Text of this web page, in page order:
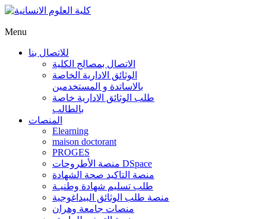
Menu
للاتصال بنا
الاتصال بمصالج الكلية
الوثائق الادارية الخاصة
بالاساتدة و المستخدمين
طلب الوثائق الادارية خاصة
بالطالب
المنصات
Elearning
maison doctorant
PROGES
منصة الأطروحات DSpace
منصة التاكيد صحة الشهادة
طلب تسليم شهادة وطنيـة
منصة طلب الوثائق البيداغوجية
منصات جامعة وهران